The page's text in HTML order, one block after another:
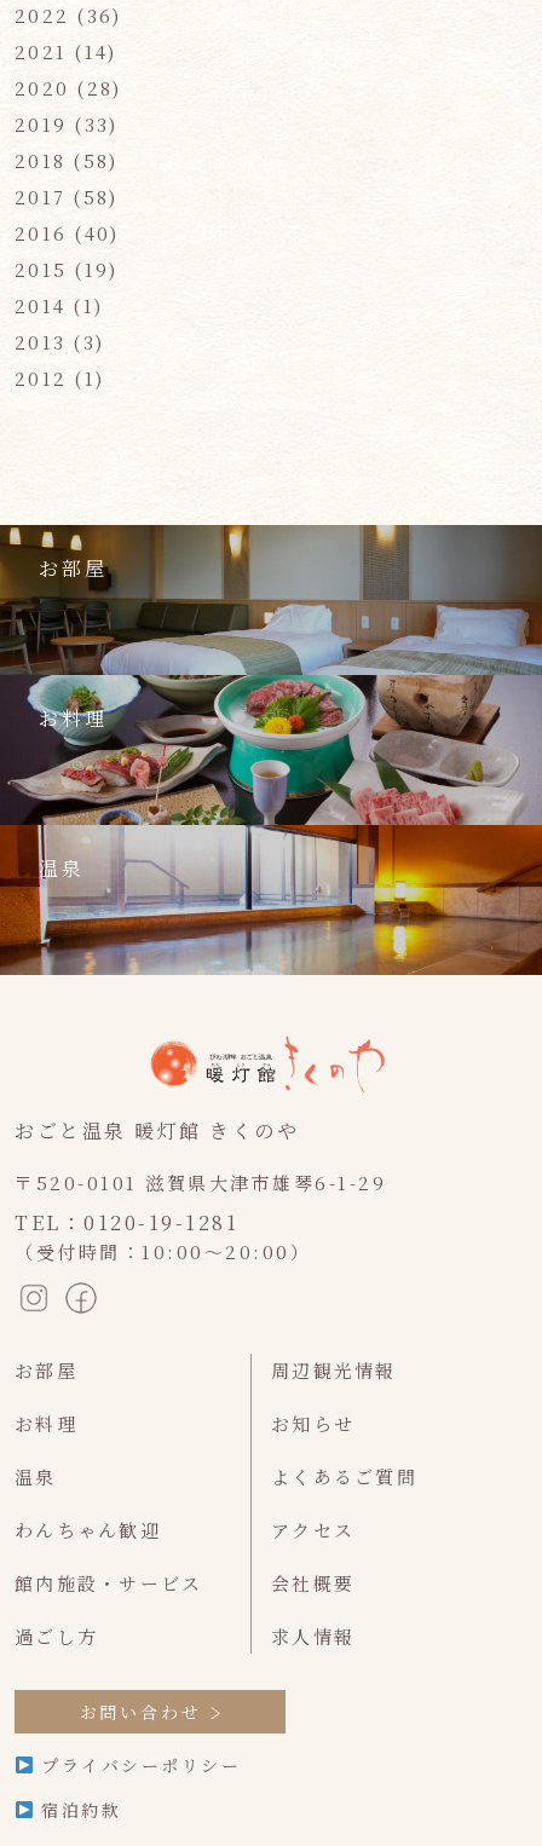
2022 (36)
2021 (14)
2020 (28)
2019 (33)
2018 (58)
2017 (58)
2016 (40)
2015 (19)
2014 (1)
2013 (3)
2012 (1)
お部屋
お料理
温泉
おごと温泉 暖灯館 きくのや
〒520-0101 滋賀県大津市雄琴6-1-29
TEL：0120-19-1281
（受付時間：10:00～20:00）
お部屋
お料理
温泉
わんちゃん歓迎
館内施設・サービス
過ごし方
周辺観光情報
お知らせ
よくあるご質問
アクセス
会社概要
求人情報
お問い合わせ
プライバシーポリシー
宿泊約款